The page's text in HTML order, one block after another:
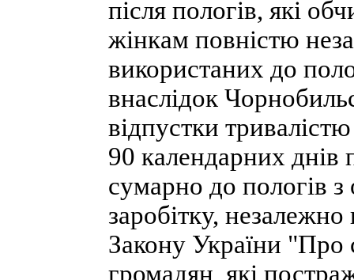
після пологів, які
жінкам повністю
використаних до
внаслідок
відпустки
90 календарних днів
сумарно до пологів
заробітку,
Закону України "Про
громадян, які